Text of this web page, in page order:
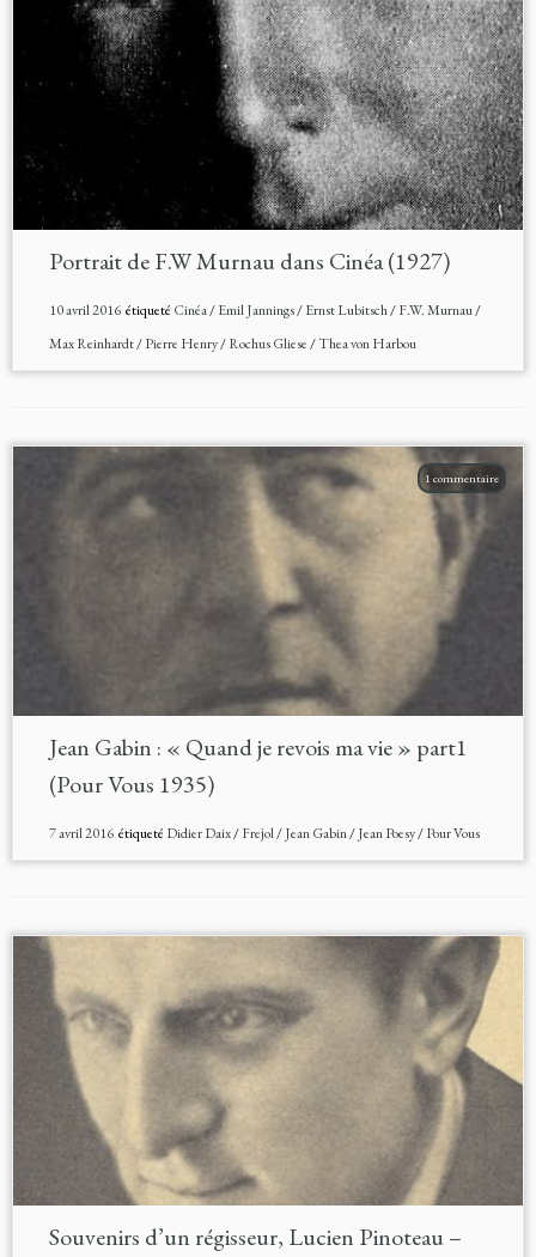
Portrait de F.W Murnau dans Cinéa (1927)
10 avril 2016étiqueté Cinéa/Emil Jannings/Ernst Lubitsch/F.W. Murnau/
Max Reinhardt/Pierre Henry/Rochus Gliese/Thea von Harbou
1 commentaire
Jean Gabin : « Quand je revois ma vie » part1
(Pour Vous 1935)
7 avril 2016étiqueté Didier Daix/Frejol/Jean Gabin/Jean Poesy/Pour Vous
Souvenirs d’un régisseur, Lucien Pinoteau –